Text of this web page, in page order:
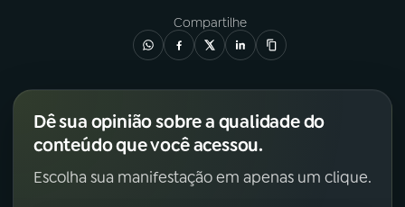
Compartilhe
Dê sua opinião sobre a qualidade do
conteúdo que você acessou.
Escolha sua manifestação em apenas um clique.